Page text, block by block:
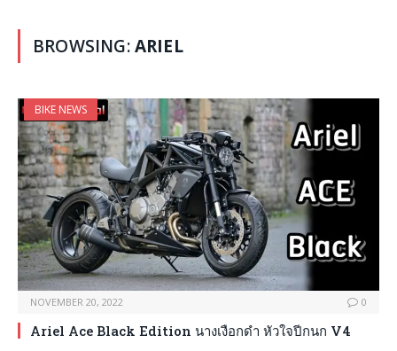
BROWSING:ARIEL
BIKE NEWS
NOVEMBER 20, 2022 0
Ariel Ace Black Edition นางเงือกดำ หัวใจปีกนก V4